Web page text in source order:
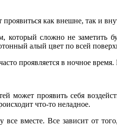
как внешне, так и
сложно не заметить
алый цвет по всей
проявляется в ночное
может проявить себя
что-то неладное.
вместе. Все зависит от